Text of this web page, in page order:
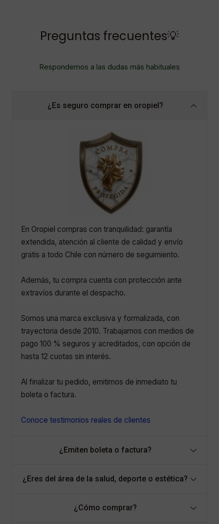
Preguntas frecuentes💡
Respondemos a las dudas más habituales
¿Es seguro comprar en oropiel?
En Oropiel compras con tranquilidad: garantía
extendida, atención al cliente de calidad y envío
gratis a todo Chile con número de seguimiento.
Además, tu compra cuenta con protección ante
extravíos durante el despacho.
Somos una marca exclusiva y formalizada, con
trayectoria desde 2010. Trabajamos con medios de
pago 100 % seguros y acreditados, con opción de
hasta 12 cuotas sin interés.
Al finalizar tu pedido, emitimos de inmediato tu
boleta o factura.
Conoce testimonios reales de clientes
¿Emiten boleta o factura?
¿Eres del área de la salud, deporte o estética?
¿Cómo comprar?